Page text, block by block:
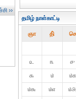
››
தமிழ் நாள்காட்டி
ஞா தி் செ
௨
௩ ௪
௯
௰ ௰௧
௰௬
௰௭ ௰௮